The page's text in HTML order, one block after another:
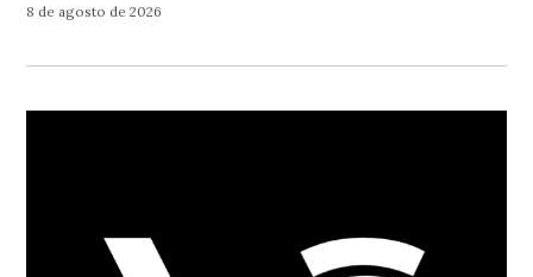
8 de agosto de 2026